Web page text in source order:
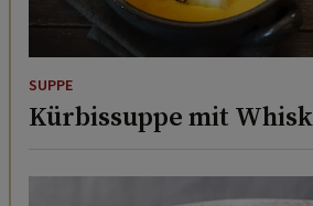
SUPPE
Kürbissuppe mit Whisky